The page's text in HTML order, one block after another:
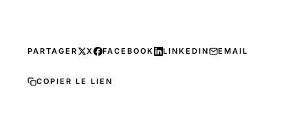
PARTAGER X FACEBOOK LINKEDIN EMAIL
COPIER LE LIEN